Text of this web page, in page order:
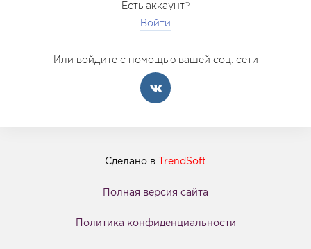
Есть аккаунт?
Войти
Или войдите с помощью вашей соц. сети
Сделано в TrendSoft
Полная версия сайта
Политика конфиденциальности